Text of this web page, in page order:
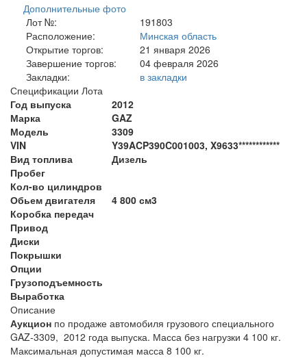
Дополнительные фото
Лот №:
191803
Расположение:
Минская область
Открытие торгов:
21 января 2026
Завершение торгов:
04 февраля 2026
Закладки:
в закладки
Спецификации Лота
Год выпуска
2012
Марка
GAZ
Модель
3309
VIN
Y39ACP390C001003, X9633************
Вид топлива
Дизель
Пробег
Кол-во цилиндров
Обьем двигателя
4 800 см3
Коробка передач
Привод
Диски
Покрышки
Опции
Грузоподъемность
Выработка
Описание
Аукцион по продаже автомобиля грузового специального
GAZ-3309, 2012 года выпуска. Масса без нагрузки 4 100 кг.
Максимальная допустимая масса 8 100 кг.